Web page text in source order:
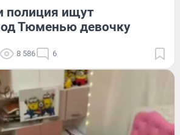
полиция ищут
Тюменью девочку
8 586 6